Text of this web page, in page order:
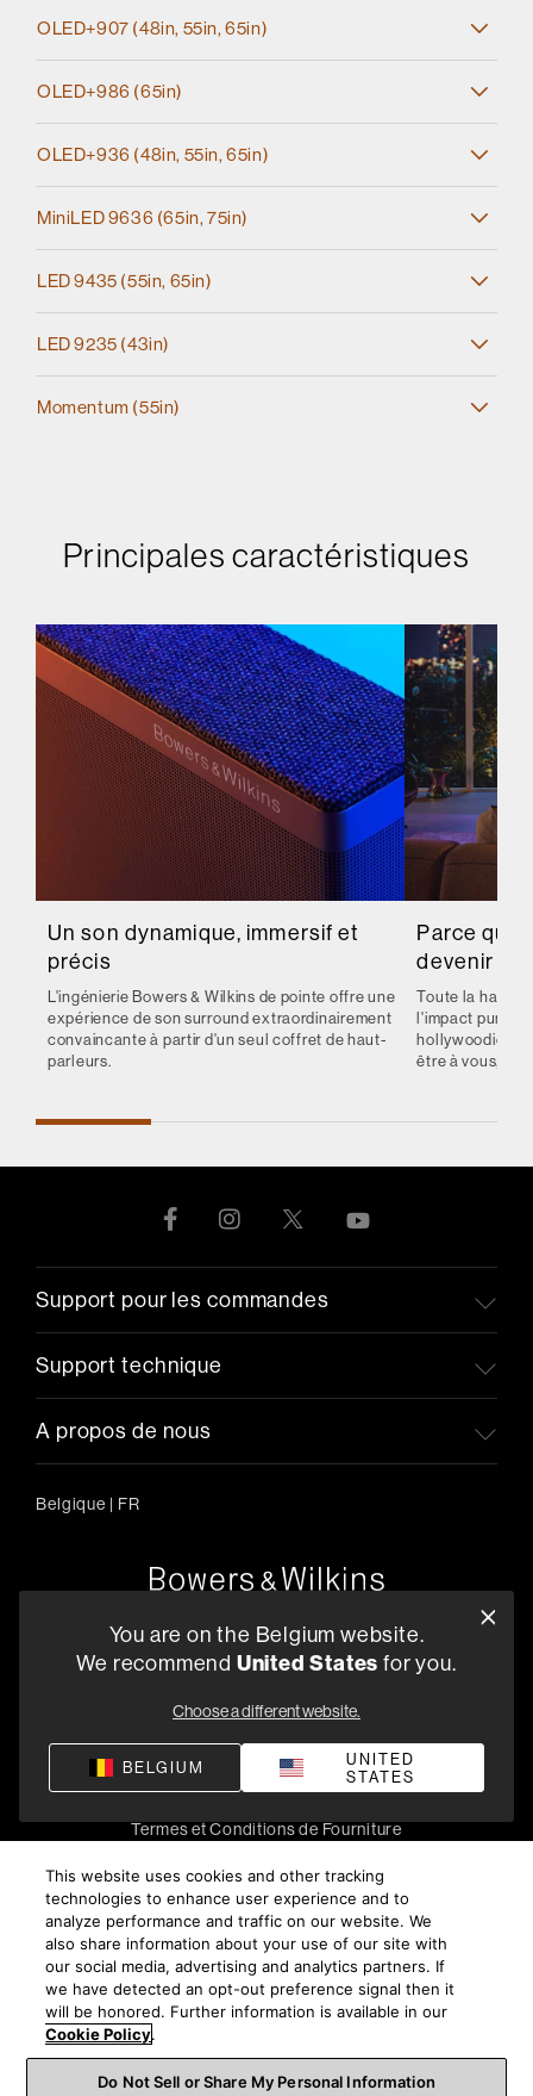
OLED+907 (48in, 55in, 65in)
OLED+986 (65in)
OLED+936 (48in, 55in, 65in)
MiniLED 9636 (65in, 75in)
LED 9435 (55in, 65in)
LED 9235 (43in)
Momentum (55in)
Principales caractéristiques
Un son dynamique, immersif et
précis
L'ingénierie Bowers & Wilkins de pointe offre une
expérience de son surround extraordinairement
convaincante à partir d'un seul coffret de haut-
parleurs.
Parce que
devenir
Toute la
l'impact pur et
être à vous, et
Support pour les commandes
Support technique
A propos de nous
Belgique | FR
+33 (1) 89 54 63 64
Politique de confidentialitéConditions de venteCompliance
Termes et Conditions de Fourniture
© 2026 Harman International Industries, Incorporated. All
rights reserved.
You are on the Belgium website.
We recommend United States for you.
Choose a different website.
BELGIUM
UNITED
STATES
This website uses cookies and other tracking
technologies to enhance user experience and to
analyze performance and traffic on our website. We
also share information about your use of our site with
our social media, advertising and analytics partners. If
we have detected an opt-out preference signal then it
will be honored. Further information is available in our
Cookie Policy.
Do Not Sell or Share My Personal Information